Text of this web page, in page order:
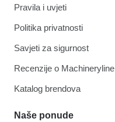
Pravila i uvjeti
Politika privatnosti
Savjeti za sigurnost
Recenzije o Machineryline
Katalog brendova
Naše ponude